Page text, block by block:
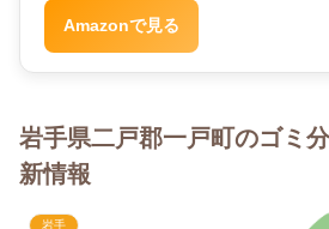
Amazonで見る
岩手県二戸郡一戸町のゴミ
新情報
岩手